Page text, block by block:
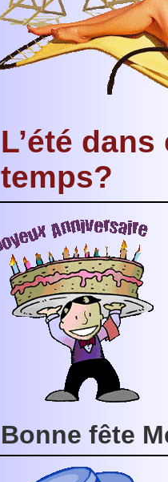
L’été
temps?
Bonne fête